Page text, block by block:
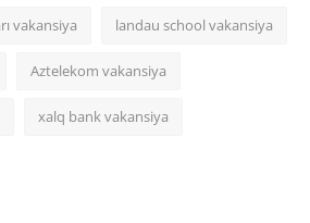
vakansiya landau school vakansiya
Aztelekom vakansiya
xalq bank vakansiya